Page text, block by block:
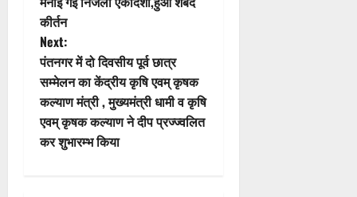
o
n
s
t
n
a
v
कीर्तन
Next:
पंतनगर में दो दिवसीय पूर्व छात्र
सम्मेलन का केंद्रीय कृषि एवम् कृषक
कल्याण मंत्री , मुख्यमंत्री धामी व कृषि
एवम् कृषक कल्याण ने दीप प्रज्ज्वलित
कर शुभारम्भ किया